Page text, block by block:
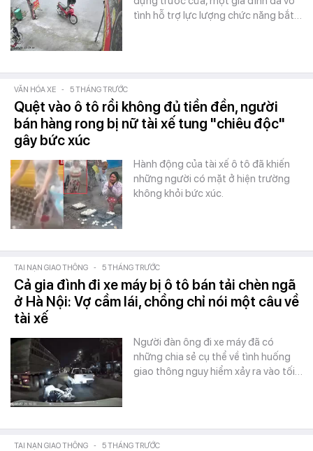
tình hỗ trợ lực lượng chức năng bắt…
VĂN HÓA XE - 5 THÁNG TRƯỚC
Quệt vào ô tô rồi không đủ tiền đền, người
bán hàng rong bị nữ tài xế tung "chiêu độc"
gây bức xúc
Hành động của tài xế ô tô đã khiến
những người có mặt ở hiện trường
không khỏi bức xúc.
TAI NẠN GIAO THÔNG - 5 THÁNG TRƯỚC
Cả gia đình đi xe máy bị ô tô bán tải chèn ngã
ở Hà Nội: Vợ cầm lái, chồng chỉ nói một câu về
tài xế
Người đàn ông đi xe máy đã có
những chia sẻ cụ thể về tình huống
giao thông nguy hiểm xảy ra vào tối…
TAI NẠN GIAO THÔNG - 5 THÁNG TRƯỚC